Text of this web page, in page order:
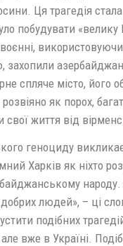
Ця трагедія
побудувати
воєнні,
захопили
спляче місто, його
як порох,
життя від
геноциду
Харків як ніхто
добрих людей», – ці
подібних
вже в Україні.